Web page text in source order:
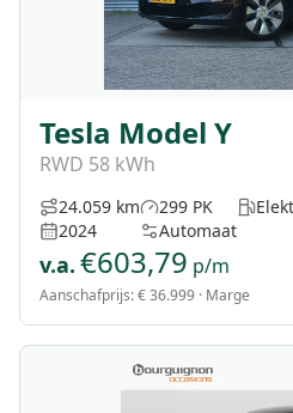
Tesla Model Y
RWD 58 kWh
24.059 km
2024
299 PK
Automaat
v.a. €603,79 p/m
Aanschafprijs:€ 36.999 · Marge